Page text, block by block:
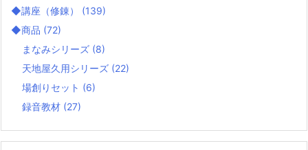
◆講座（修錬） (139)
◆商品 (72)
まなみシリーズ (8)
天地屋久用シリーズ (22)
場創りセット (6)
録音教材 (27)